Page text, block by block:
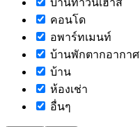
บ้านทาวน์เฮาส์
คอนโด
อพาร์ทเมนท์
บ้านพักตากอากาศ
บ้าน
ห้องเช่า
อื่นๆ